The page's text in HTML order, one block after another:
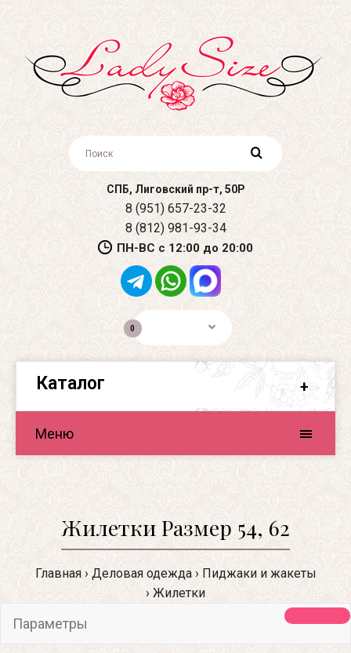
СПБ, Лиговский пр-т, 50Р
8 (951) 657-23-32
8 (812) 981-93-34
ПН-ВС с 12:00 до 20:00
0
Каталог
Меню
Жилетки Размер 54, 62
Главная Деловая одежда
Пиджаки и жакеты
Жилетки
Параметры